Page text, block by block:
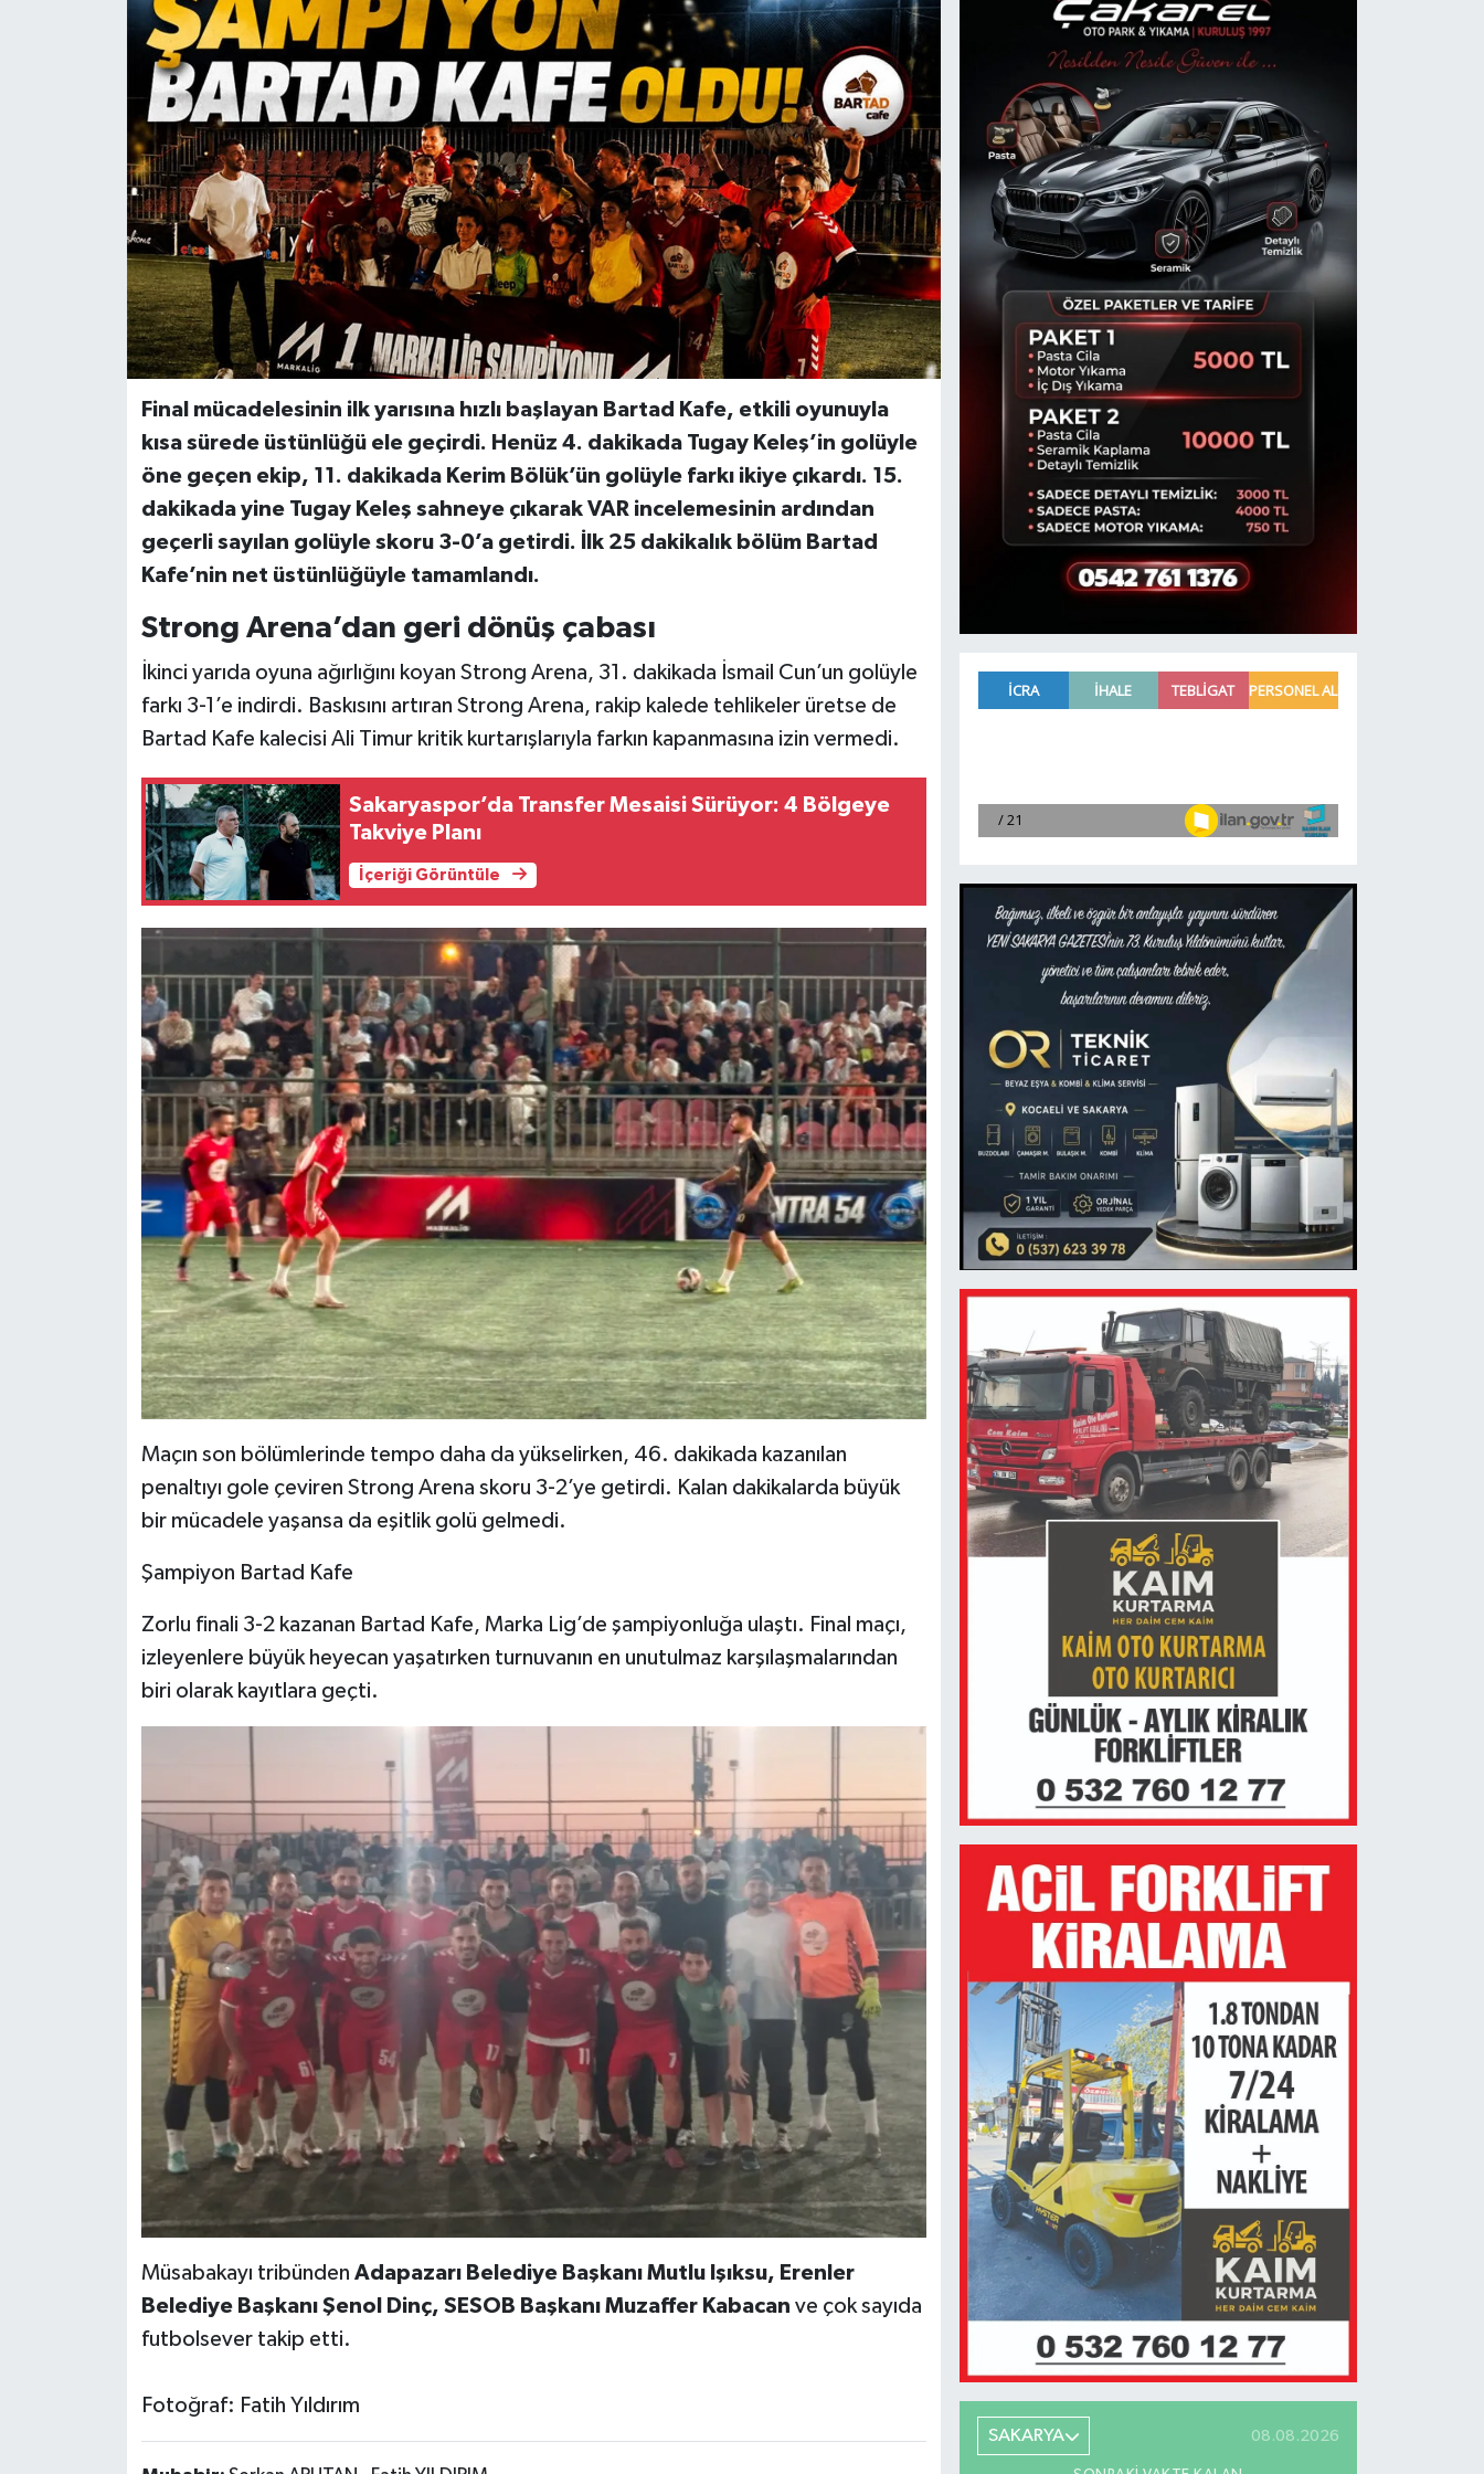
Final mücadelesinin ilk yarısına hızlı başlayan Bartad Kafe, etkili oyunuyla
kısa sürede üstünlüğü ele geçirdi. Henüz 4. dakikada Tugay Keleş’in golüyle
öne geçen ekip, 11. dakikada Kerim Bölük’ün golüyle farkı ikiye çıkardı. 15.
dakikada yine Tugay Keleş sahneye çıkarak VAR incelemesinin ardından
geçerli sayılan golüyle skoru 3-0’a getirdi. İlk 25 dakikalık bölüm Bartad
Kafe’nin net üstünlüğüyle tamamlandı.
Strong Arena’dan geri dönüş çabası
İkinci yarıda oyuna ağırlığını koyan Strong Arena, 31. dakikada İsmail Cun’un golüyle
farkı 3-1’e indirdi. Baskısını artıran Strong Arena, rakip kalede tehlikeler üretse de
Bartad Kafe kalecisi Ali Timur kritik kurtarışlarıyla farkın kapanmasına izin vermedi.
Sakaryaspor’da Transfer Mesaisi Sürüyor: 4 Bölgeye
Takviye Planı
İçeriği Görüntüle
Maçın son bölümlerinde tempo daha da yükselirken, 46. dakikada kazanılan
penaltıyı gole çeviren Strong Arena skoru 3-2’ye getirdi. Kalan dakikalarda büyük
bir mücadele yaşansa da eşitlik golü gelmedi.
Şampiyon Bartad Kafe
Zorlu finali 3-2 kazanan Bartad Kafe, Marka Lig’de şampiyonluğa ulaştı. Final maçı,
izleyenlere büyük heyecan yaşatırken turnuvanın en unutulmaz karşılaşmalarından
biri olarak kayıtlara geçti.
Müsabakayı tribünden Adapazarı Belediye Başkanı Mutlu Işıksu, Erenler
Belediye Başkanı Şenol Dinç, SESOB Başkanı Muzaffer Kabacan ve çok sayıda
futbolsever takip etti.
Fotoğraf: Fatih Yıldırım
SAKARYA 08.08.2026